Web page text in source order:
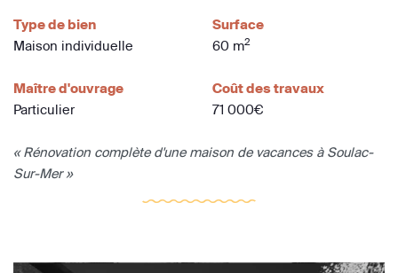
Type de bien
Maison individuelle
Surface
60 m2
Maître d'ouvrage
Particulier
Coût des travaux
71 000€
« Rénovation complète d'une maison de vacances à Soulac-
Sur-Mer »